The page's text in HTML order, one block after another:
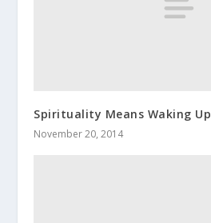
Spirituality Means Waking Up
November 20, 2014